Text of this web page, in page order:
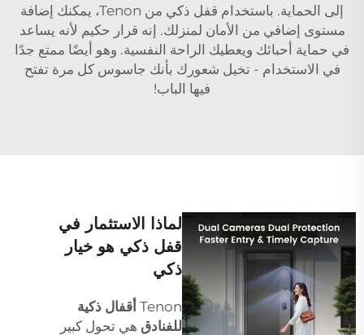
إلى الحماية. باستخدام قفل ذكي من Tenon، يمكنك إضافة
مستوى إضافي من الأمان لمنزلك. إنه قرار حكيم لأنه يساعد
في حماية أحبائك ويعطيك الراحة النفسية. وهو أيضًا ممتع جدًا
في الاستخدام - تخيل شعورك بأنك جاسوس كل مرة تفتح
فيها الباب!
لماذا الاستثمار في
قفل ذكي هو خيار
ذكي
Tenon أقفال ذكية
للفنادق هي تحول كبير